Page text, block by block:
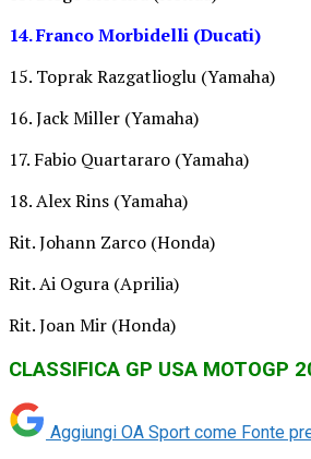
14. Franco Morbidelli (Ducati)
15. Toprak Razgatlioglu (Yamaha)
16. Jack Miller (Yamaha)
17. Fabio Quartararo (Yamaha)
18. Alex Rins (Yamaha)
Rit. Johann Zarco (Honda)
Rit. Ai Ogura (Aprilia)
Rit. Joan Mir (Honda)
CLASSIFICA GP USA MOTOGP
Aggiungi OA Sport come Fonte